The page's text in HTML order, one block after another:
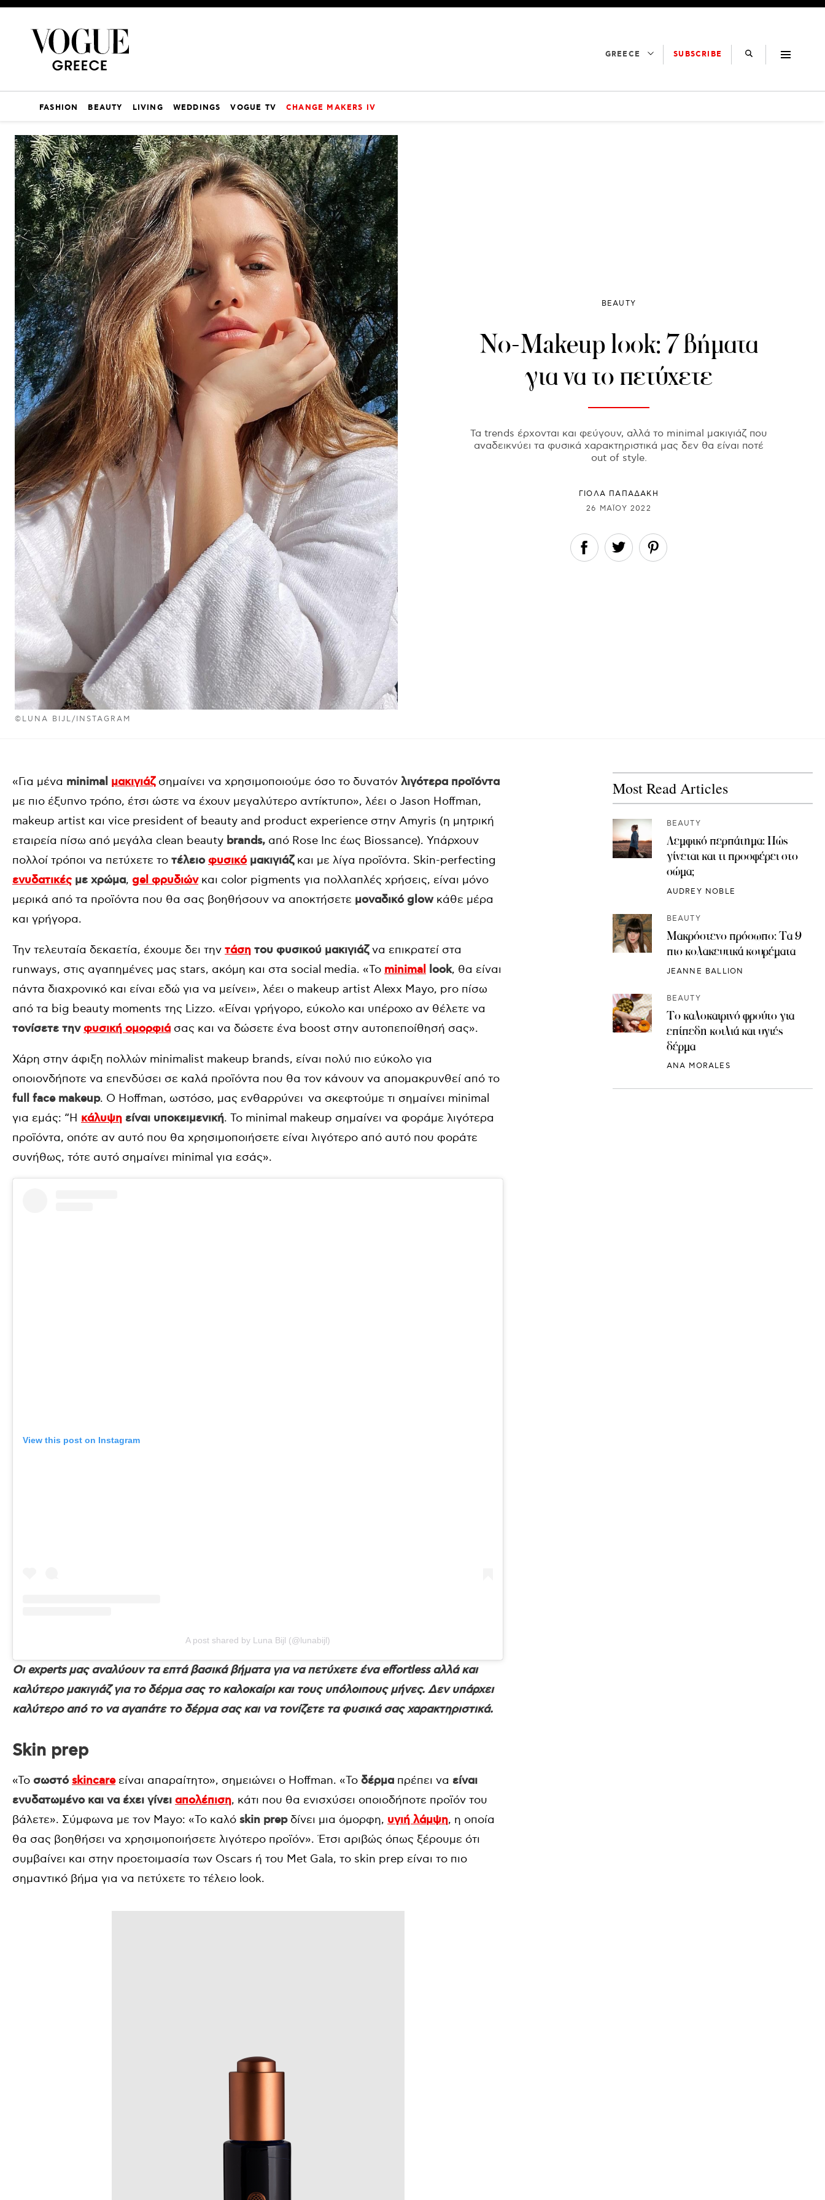
GREECE SUBSCRIBE
FASHION BEAUTY LIVING WEDDINGS VOGUE TV CHANGE MAKERS IV
©LUNA BIJL/INSTAGRAM
BEAUTY
No-Makeup look: 7 βήματα
για να το πετύχετε
Τα trends έρχονται και φεύγουν, αλλά το minimal μακιγιάζ που
αναδεικνύει τα φυσικά χαρακτηριστικά μας δεν θα είναι ποτέ
out of style.
ΓΙΌΛΑ ΠΑΠΑΔΆΚΗ
26 ΜΑΪ́ΟΥ 2022
«Για μένα minimal μακιγιάζσημαίνει να χρησιμοποιούμε όσο το δυνατόν λιγότερα προϊόντα
με πιο έξυπνο τρόπο, έτσι ώστε να έχουν μεγαλύτερο αντίκτυπο», λέει ο Jason Hoffman,
makeup artist και vice president of beauty and product experience στην Amyris (η μητρική
εταιρεία πίσω από μεγάλα clean beauty brands, από Rose Inc έως Biossance). Υπάρχουν
πολλοί τρόποι να πετύχετε το τέλειοφυσικό μακιγιάζκαι με λίγα προϊόντα. Skin-perfecting
ενυδατικές με χρώμα, gel φρυδιώνκαι color pigments για πολλαπλές χρήσεις, είναι μόνο
μερικά από τα προϊόντα που θα σας βοηθήσουν να αποκτήσετε μοναδικό glowκάθε μέρα
και γρήγορα.
Την τελευταία δεκαετία, έχουμε δει την τάση του φυσικού μακιγιάζνα επικρατεί στα
runways, στις αγαπημένες μας stars, ακόμη και στα social media. «Το minimal look, θα είναι
πάντα διαχρονικό και είναι εδώ για να μείνει», λέει ο makeup artist Alexx Mayo, pro πίσω
από τα big beauty moments της Lizzo. «Είναι γρήγορο, εύκολο και υπέροχο αν θέλετε να
τονίσετε τηνφυσική ομορφιά σας και να δώσετε ένα boost στην αυτοπεποίθησή σας».
Χάρη στην άφιξη πολλών minimalist makeup brands, είναι πολύ πιο εύκολο για
οποιονδήποτε να επενδύσει σε καλά προϊόντα που θα τον κάνουν να απομακρυνθεί από το
full face makeup. Ο Hoffman, ωστόσο, μας ενθαρρύνει να σκεφτούμε τι σημαίνει minimal
για εμάς: “Η κάλυψη είναι υποκειμενική. Το minimal makeup σημαίνει να φοράμε λιγότερα
προϊόντα, οπότε αν αυτό που θα χρησιμοποιήσετε είναι λιγότερο από αυτό που φοράτε
συνήθως, τότε αυτό σημαίνει minimal για εσάς».
View this post on Instagram
A post shared by Luna Bijl (@lunabijl)
Οι experts μας αναλύουν τα επτά βασικά βήματα για να πετύχετε ένα effortless αλλά και
καλύτερο μακιγιάζ για το δέρμα σας το καλοκαίρι και τους υπόλοιπους μήνες. Δεν υπάρχει
καλύτερο από το να αγαπάτε το δέρμα σας και να τονίζετε τα φυσικά σας χαρακτηριστικά.
Skin prep
«Το σωστόskincareείναι απαραίτητο», σημειώνει ο Hoffman. «Το δέρμα πρέπει να είναι
ενυδατωμένο και να έχει γίνει απολέπιση, κάτι που θα ενισχύσει οποιοδήποτε προϊόν του
βάλετε». Σύμφωνα με τον Mayo: «Το καλό skin prepδίνει μια όμορφη, υγιή λάμψη, η οποία
θα σας βοηθήσει να χρησιμοποιήσετε λιγότερο προϊόν». Έτσι αριβώς όπως ξέρουμε ότι
συμβαίνει και στην προετοιμασία των Oscars ή του Met Gala, το skin prep είναι το πιο
σημαντικό βήμα για να πετύχετε το τέλειο look.
Most Read Articles
BEAUTY
Λεμφικό περπάτημα: Πώς
γίνεται και τι προσφέρει στο
σώμα;
AUDREY NOBLE
BEAUTY
Μακρόστενο πρόσωπο: Τα 9
πιο κολακευτικά κουρέματα
JEANNE BALLION
BEAUTY
Το καλοκαιρινό φρούτο για
επίπεδη κοιλιά και υγιές
δέρμα
ANA MORALES